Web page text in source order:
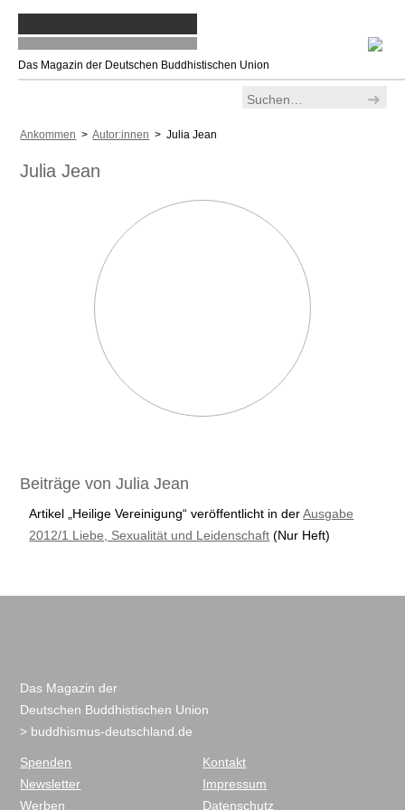
Das Magazin der Deutschen Buddhistischen Union
Ankommen >Autor:innen > Julia Jean
Julia Jean
Beiträge von Julia Jean
Artikel „Heilige Vereinigung“ veröffentlicht in derAusgabe
2012/1 Liebe, Sexualität und Leidenschaft (Nur Heft)
Das Magazin der
Deutschen Buddhistischen Union
> buddhismus-deutschland.de
Spenden
Newsletter
Werben
Kontakt
Impressum
Datenschutz